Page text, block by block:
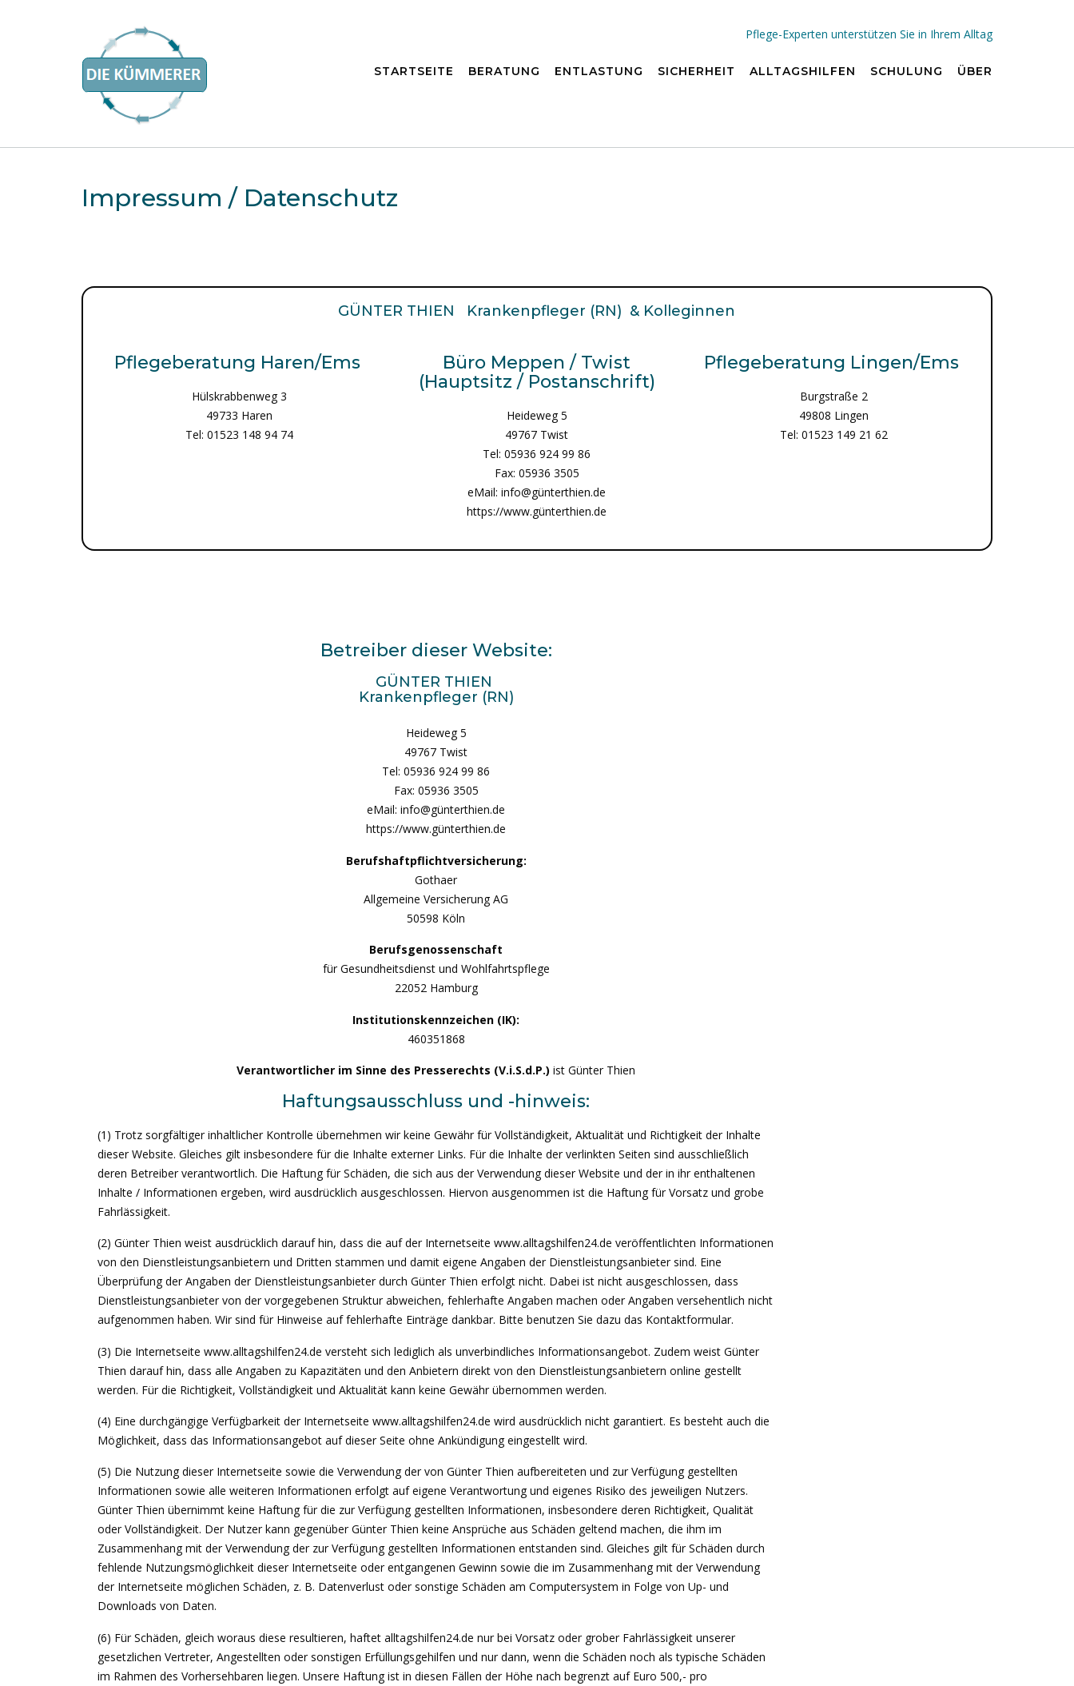
Pflege-Experten unterstützen Sie in Ihrem Alltag
STARTSEITE BERATUNG ENTLASTUNG SICHERHEIT ALLTAGSHILFEN SCHULUNG ÜBER
Impressum / Datenschutz
GÜNTER THIEN Krankenpfleger (RN) & Kolleginnen
Pflegeberatung Haren/Ems
Hülskrabbenweg 3
49733 Haren
Tel: 01523 148 94 74
Büro Meppen / Twist
(Hauptsitz / Postanschrift)
Heideweg 5
49767 Twist
Tel: 05936 924 99 86
Fax: 05936 3505
eMail: info@günterthien.de
https://www.günterthien.de
Pflegeberatung Lingen/Ems
Burgstraße 2
49808 Lingen
Tel: 01523 149 21 62
Betreiber dieser Website:
GÜNTER THIEN
Krankenpfleger (RN)
Heideweg 5
49767 Twist
Tel: 05936 924 99 86
Fax: 05936 3505
eMail: info@günterthien.de
https://www.günterthien.de
Berufshaftpflichtversicherung:
Gothaer
Allgemeine Versicherung AG
50598 Köln
Berufsgenossenschaft
für Gesundheitsdienst und Wohlfahrtspflege
22052 Hamburg
Institutionskennzeichen (IK):
460351868
Verantwortlicher im Sinne des Presserechts (V.i.S.d.P.) ist Günter Thien
Haftungsausschluss und -hinweis:
(1) Trotz sorgfältiger inhaltlicher Kontrolle übernehmen wir keine Gewähr für Vollständigkeit, Aktualität und Richtigkeit der Inhalte
dieser Website. Gleiches gilt insbesondere für die Inhalte externer Links. Für die Inhalte der verlinkten Seiten sind ausschließlich
deren Betreiber verantwortlich. Die Haftung für Schäden, die sich aus der Verwendung dieser Website und der in ihr enthaltenen
Inhalte / Informationen ergeben, wird ausdrücklich ausgeschlossen. Hiervon ausgenommen ist die Haftung für Vorsatz und grobe
Fahrlässigkeit.
(2) Günter Thien weist ausdrücklich darauf hin, dass die auf der Internetseite www.alltagshilfen24.de veröffentlichten Informationen
von den Dienstleistungsanbietern und Dritten stammen und damit eigene Angaben der Dienstleistungsanbieter sind. Eine
Überprüfung der Angaben der Dienstleistungsanbieter durch Günter Thien erfolgt nicht. Dabei ist nicht ausgeschlossen, dass
Dienstleistungsanbieter von der vorgegebenen Struktur abweichen, fehlerhafte Angaben machen oder Angaben versehentlich nicht
aufgenommen haben. Wir sind für Hinweise auf fehlerhafte Einträge dankbar. Bitte benutzen Sie dazu das Kontaktformular.
(3) Die Internetseite www.alltagshilfen24.de versteht sich lediglich als unverbindliches Informationsangebot. Zudem weist Günter
Thien darauf hin, dass alle Angaben zu Kapazitäten und den Anbietern direkt von den Dienstleistungsanbietern online gestellt
werden. Für die Richtigkeit, Vollständigkeit und Aktualität kann keine Gewähr übernommen werden.
(4) Eine durchgängige Verfügbarkeit der Internetseite www.alltagshilfen24.de wird ausdrücklich nicht garantiert. Es besteht auch die
Möglichkeit, dass das Informationsangebot auf dieser Seite ohne Ankündigung eingestellt wird.
(5) Die Nutzung dieser Internetseite sowie die Verwendung der von Günter Thien aufbereiteten und zur Verfügung gestellten
Informationen sowie alle weiteren Informationen erfolgt auf eigene Verantwortung und eigenes Risiko des jeweiligen Nutzers.
Günter Thien übernimmt keine Haftung für die zur Verfügung gestellten Informationen, insbesondere deren Richtigkeit, Qualität
oder Vollständigkeit. Der Nutzer kann gegenüber Günter Thien keine Ansprüche aus Schäden geltend machen, die ihm im
Zusammenhang mit der Verwendung der zur Verfügung gestellten Informationen entstanden sind. Gleiches gilt für Schäden durch
fehlende Nutzungsmöglichkeit dieser Internetseite oder entgangenen Gewinn sowie die im Zusammenhang mit der Verwendung
der Internetseite möglichen Schäden, z. B. Datenverlust oder sonstige Schäden am Computersystem in Folge von Up- und
Downloads von Daten.
(6) Für Schäden, gleich woraus diese resultieren, haftet alltagshilfen24.de nur bei Vorsatz oder grober Fahrlässigkeit unserer
gesetzlichen Vertreter, Angestellten oder sonstigen Erfüllungsgehilfen und nur dann, wenn die Schäden noch als typische Schäden
im Rahmen des Vorhersehbaren liegen. Unsere Haftung ist in diesen Fällen der Höhe nach begrenzt auf Euro 500,- pro